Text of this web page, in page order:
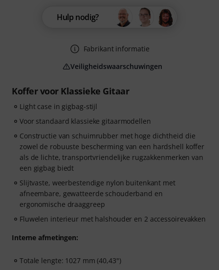
Koffer voor Klassieke Gitaar
Light case in gigbag-stijl
Voor standaard klassieke gitaarmodellen
Constructie van schuimrubber met hoge dichtheid die
zowel de robuuste bescherming van een hardshell koffer
als de lichte, transportvriendelijke rugzakkenmerken van
een gigbag biedt
Slijtvaste, weerbestendige nylon buitenkant met
afneembare, gewatteerde schouderband en
ergonomische draaggreep
Fluwelen interieur met halshouder en 2 accessoirevakken
Interne afmetingen:
Totale lengte: 1027 mm (40,43")
Hulp nodig?
Fabrikant informatie
Veiligheidswaarschuwingen